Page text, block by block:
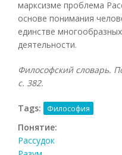
марксизме проблема
основе понимания
единстве
деятельности.
Философский словарь.
с. 382.
Tags: Философия
Понятие:
Рассудок